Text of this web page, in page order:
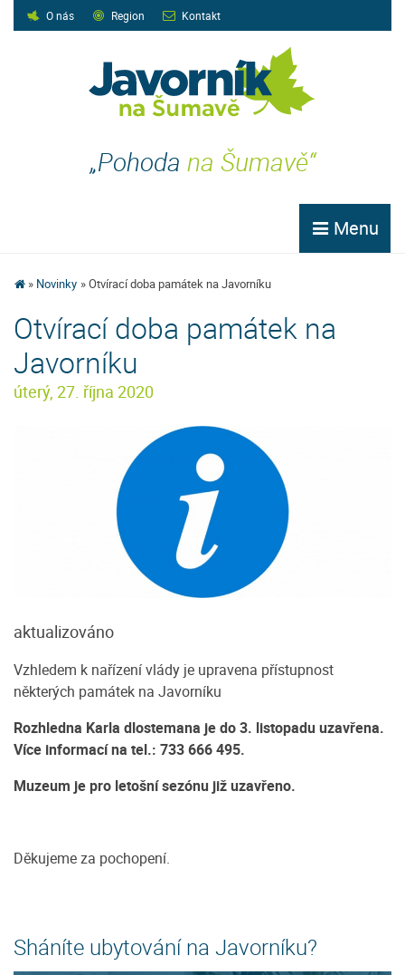
O nás Region Kontakt
„Pohoda na Šumavě“
Menu
Novinky Otvírací doba památek na Javorníku
Otvírací doba památek na
Javorníku
úterý, 27. října 2020
aktualizováno
Vzhledem k nařízení vlády je upravena přístupnost
některých památek na Javorníku
Rozhledna Karla dlostemana je do 3. listopadu uzavřena.
Více informací na tel.: 733 666 495.
Muzeum je pro letošní sezónu již uzavřeno.
Děkujeme za pochopení.
Sháníte ubytování na Javorníku?